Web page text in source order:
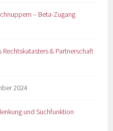
– Beta-Zugang
& Partnerschaft
2024
und Suchfunktion